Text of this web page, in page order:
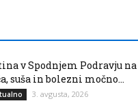
v Spodnjem Podravju
suša in bolezni močno...
3. avgusta, 2026